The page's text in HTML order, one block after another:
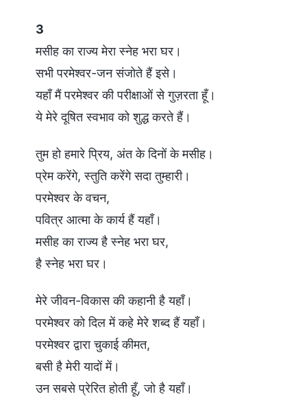
3
मसीह का राज्य मेरा स्नेह भरा घर।
सभी परमेश्वर-जन संजोते हैं इसे।
यहाँ मैं परमेश्वर की परीक्षाओं से गुज़रता हूँ।
ये मेरे दूषित स्वभाव को शुद्ध करते हैं।
तुम हो हमारे प्रिय, अंत के दिनों के मसीह।
प्रेम करेंगे, स्तुति करेंगे सदा तुम्हारी।
परमेश्वर के वचन,
पवित्र आत्मा के कार्य हैं यहाँ।
मसीह का राज्य है स्नेह भरा घर,
है स्नेह भरा घर।
मेरे जीवन-विकास की कहानी है यहाँ।
परमेश्वर को दिल में कहे मेरे शब्द हैं यहाँ।
परमेश्वर द्वारा चुकाई कीमत,
बसी है मेरी यादों में।
उन सबसे प्रेरित होती हूँ, जो है यहाँ।